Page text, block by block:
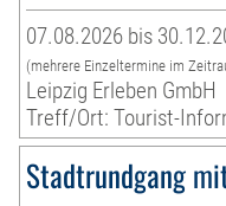
07.08.2026 bis
(mehrere Einzeltermine im
Leipzig Erleben GmbH
Treff/Ort: Tourist-
Stadtrundgang